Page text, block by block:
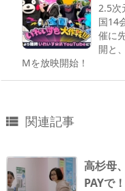
2.5次
国14
催に
開と
Mを放映開始！
 関連記事
高杉母
PAYで